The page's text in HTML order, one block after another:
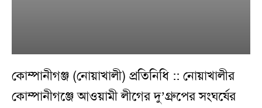
কোম্পানীগঞ্জ (নোয়াখালী) প্রতিনিধি :: নোয়াখালীর
কোম্পানীগঞ্জে আওয়ামী লীগের দু’গ্রুপের সংঘর্ষের